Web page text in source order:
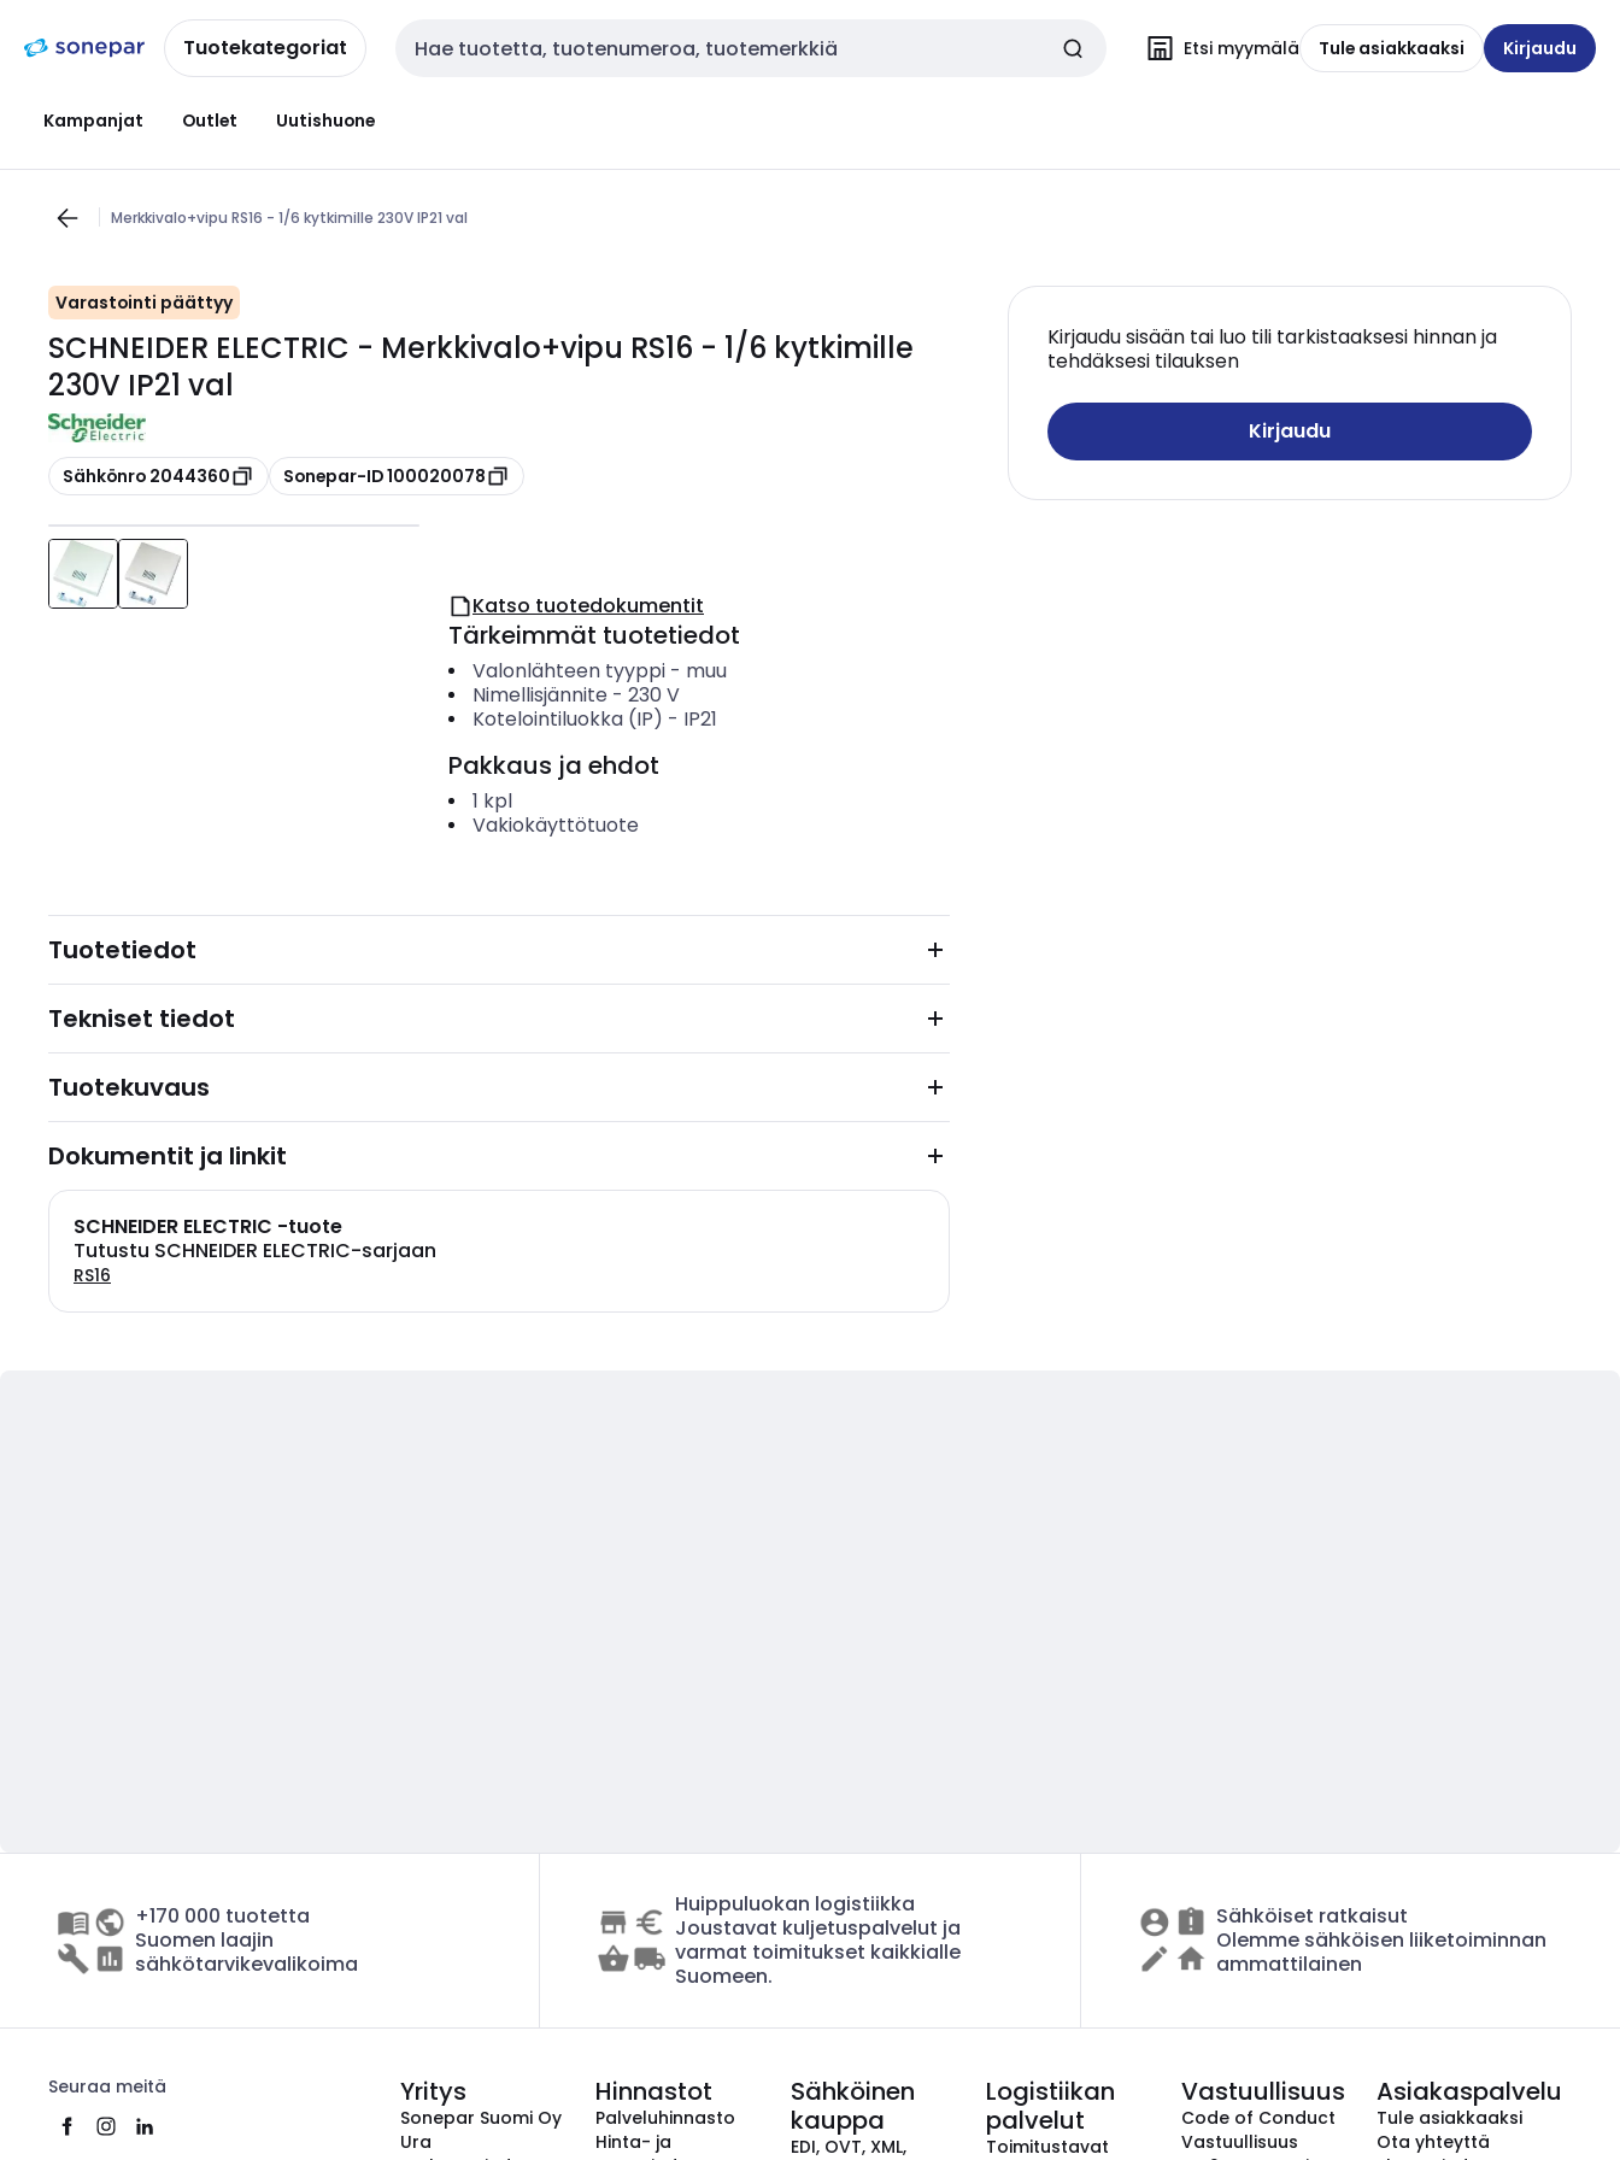
navigointiinsisältöönTuotekategoriat Haku Etsi myymälä Tule asiakkaaksi Kirjaudu
Kampanjat Outlet Uutishuone
Merkkivalo+vipu RS16 - 1/6 kytkimille 230V IP21 val
Varastointi päättyy
SCHNEIDER ELECTRIC - Merkkivalo+vipu RS16 - 1/6 kytkimille
230V IP21 val
Kopioi
Sähkönro 2044360 Kopioi
Sonepar-ID 100020078
Kirjaudu sisään tai luo tili tarkistaaksesi hinnan ja
tehdäksesi tilauksen
Kirjaudu
Katso tuotedokumentit
Tärkeimmät tuotetiedot
Valonlähteen tyyppi- muu
Nimellisjännite - 230 V
Kotelointiluokka (IP) - IP21
Pakkaus ja ehdot
1 kpl
Vakiokäyttötuote
Tuotetiedot
Tekniset tiedot
Tuotekuvaus
Dokumentit ja linkit
SCHNEIDER ELECTRIC -tuote
Tutustu SCHNEIDER ELECTRIC-sarjaan
RS16
+170 000 tuotetta
Suomen laajin
sähkötarvikevalikoima
Huippuluokan logistiikka
Joustavat kuljetuspalvelut ja
varmat toimitukset kaikkialle
Suomeen.
Sähköiset ratkaisut
Olemme sähköisen liiketoiminnan
ammattilainen
Seuraa meitä Yritys
Sonepar Suomi Oy
Ura
Hinnastot
Palveluhinnasto
Hinta- ja
Sähköinen
kauppa
EDI, OVT, XML,
Logistiikan
palvelut
Toimitustavat
Vastuullisuus
Code of Conduct
Vastuullisuus
Asiakaspalvelu
Tule asiakkaaksi
Ota yhteyttä